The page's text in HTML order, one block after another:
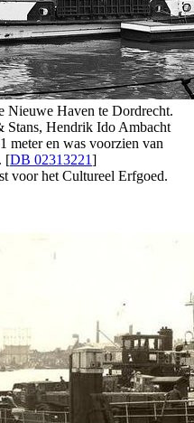
Nieuwe Haven te Dordrecht.
Stans, Hendrik Ido Ambacht
meter en was voorzien van
[DB 02313221]
voor het Cultureel Erfgoed.